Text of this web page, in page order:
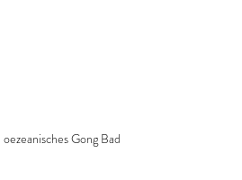
Gong Bad